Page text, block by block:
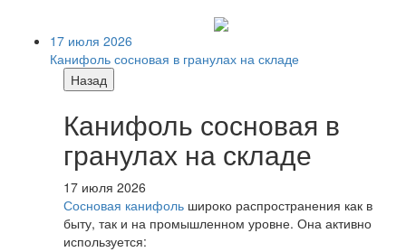
17 июля 2026
Канифоль сосновая в гранулах на складе
Назад
Канифоль сосновая в
гранулах на складе
17 июля 2026
Сосновая канифоль широко распространения как в
быту, так и на промышленном уровне. Она активно
используется: